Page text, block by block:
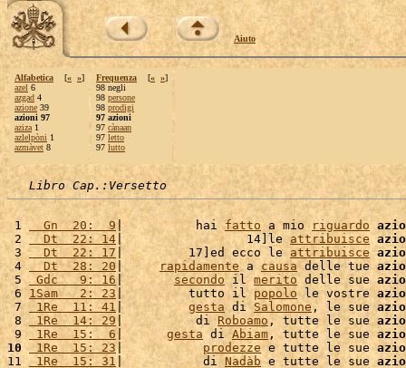
Aiuto
Alfabetica [« »]
azel 6
azgad 4
azione 39
azioni 97
aziza 1
azlelpòni 1
azmàvet 8
Frequenza [« »]
98 negli
98 persone
98 prodigi
97 azioni
97 cànaan
97 letto
97 lutto
Libro Cap.:Versetto
1
  Gn  20:  9
|          hai fatto a mio riguardo
2
  Dt  22: 14
|                 14]le attribuisce
3
  Dt  22: 17
|         17]ed ecco le attribuisce
4
  Dt  28: 20
| rapidamente a causa delle tue
5 Gdc   9: 16 | secondo il merito delle sue
6 1Sam   2: 23 |         tutto il popolo le vostre
7
1Re  11: 41| gesta di Salomone , le sue
8 1Re  14: 29 |          di Roboamo , tutte le sue
9 1Re  15:  6| gesta di Abiam , tutte le sue
10
1Re  15: 23 | prodezze e tutte le sue
11 1Re  15: 31 |           di Nadàb e tutte le sue